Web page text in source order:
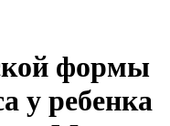
формы
у ребенка